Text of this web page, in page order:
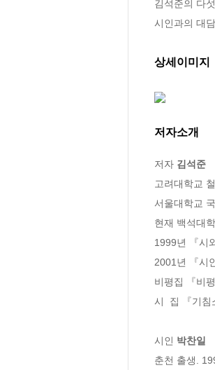
김석준의 다
시인과의 대
상세이미지
저자소개
저자 김석준
고려대학교
서울대학교
현재 백석대
1999년 『시
2001년 『시
비평집 『비
시  집 『기침
시인 박찬일
춘천 출생.